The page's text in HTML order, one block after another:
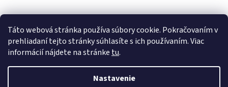
Táto webová stránka používa súbory cookie. Pokračovaním v
prehliadaní tejto stránky súhlasíte s ich používaním. Viac
informácií nájdete na stránke tu.
Nastavenie
Vytvoril Shoptet